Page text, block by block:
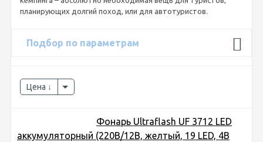
планирующих долгий поход, или для автотуристов.
Подбор по параметрам
Цена
Фонарь Ultraflash UF 3712 LED
аккумуляторный (220В/12В, желтый, 19 LED, 4В